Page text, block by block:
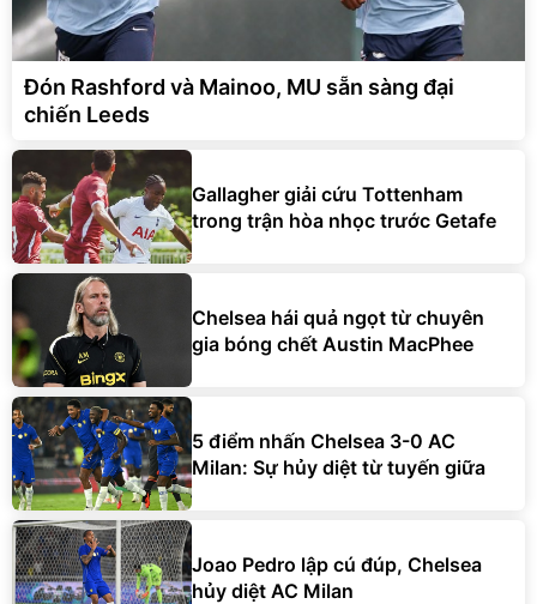
Đón Rashford và Mainoo, MU sẵn sàng đại
chiến Leeds
Gallagher giải cứu Tottenham
trong trận hòa nhọc trước Getafe
Chelsea hái quả ngọt từ chuyên
gia bóng chết Austin MacPhee
5 điểm nhấn Chelsea 3-0 AC
Milan: Sự hủy diệt từ tuyến giữa
Joao Pedro lập cú đúp, Chelsea
hủy diệt AC Milan